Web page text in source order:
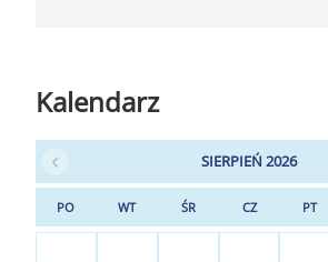
Kalendarz
SIERPIEŃ 2026
PO WT ŚR CZ PT